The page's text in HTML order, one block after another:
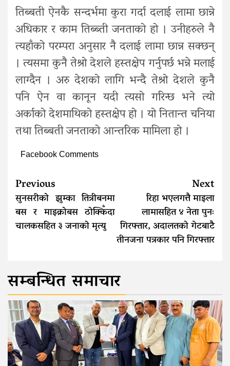
तिब्बती ऐनकै सन्दर्भमा कुरा गर्दा दलाई लामा छान्ने
अधिकार र काम तिब्ब्ती जनताको हो । उनीहरुले नै
त्यहाँको परम्परा अनुसार नै दलाई लामा छान्न सक्छन्
। त्यसमा कुनै तेश्रो देशले हस्तक्षेप गर्नुपर्छ भन्ने मलाई
लाग्दैन । अरु देशको लागि भन्दै तेश्रो देशले कुनै
पनि ऐन वा कानून यदी त्यसो गरिन्छ भने त्यो
अर्काको देशमाथिको हस्तक्षेप हो । यो नितान्त चनिया
तथा तिब्बती जनताको आन्तरिक मामिला हो ।
Facebook Comments
Continue
Reading
Previous
सुनसरीको झुम्का तित्रीबनमा
बस र माइक्रोबस ठोक्किँदा
चालकसहित ३ जनाको मृत्यु
Next
रिहा भएलगत्तै माइला
लामासहित ४ नेता पुनः
गिरफ्तार, अदालतको गेटबाटै
तीनजना पत्रकार पनि गिरफ्तार
सम्बन्धित समाचार